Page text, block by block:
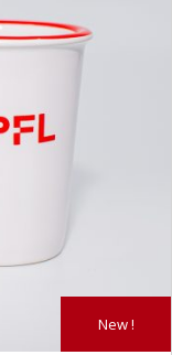
New !